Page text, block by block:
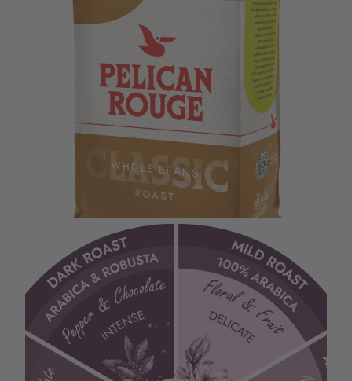
Packshot PR Beans Fleuve RFA 333.40.1260.86x